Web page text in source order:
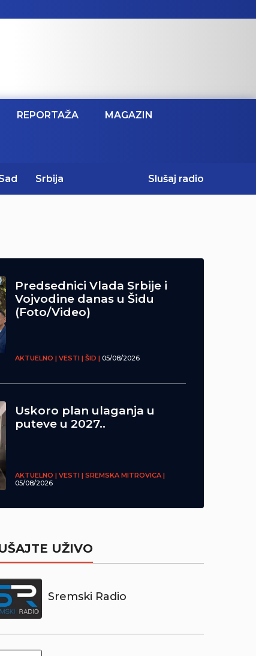
REPORTAŽA MAGAZIN
Srbija Slušaj radio
Predsednici Vlada Srbije i
Vojvodine danas u Šidu
(Foto/Video)
AKTUELNO | VESTI | ŠID | 05/08/2026
Uskoro plan ulaganja u
puteve u 2027..
AKTUELNO | VESTI | SREMSKA MITROVICA |
05/08/2026
UŽIVO
Sremski Radio